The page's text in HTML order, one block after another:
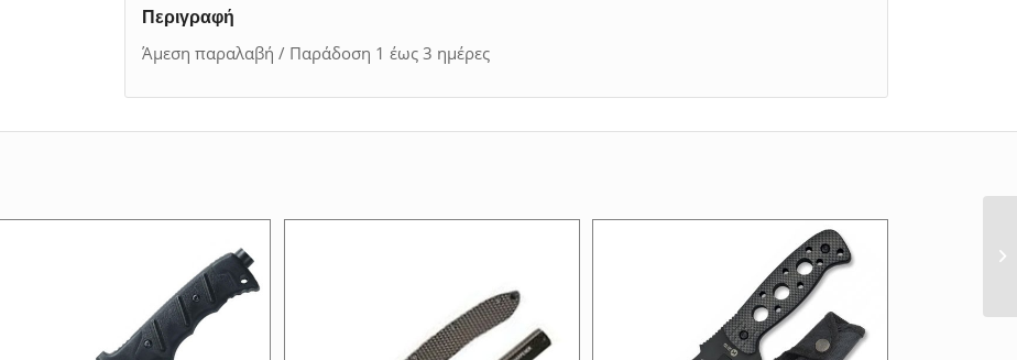
Περιγραφή
Άμεση παραλαβή / Παράδοση 1 έως 3 ημέρες